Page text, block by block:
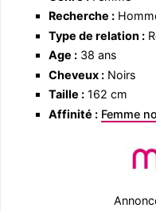
Recherche :
Type de relation :
Age :38 ans
Cheveux :Noirs
Taille :162 cm
Affinité : Femme